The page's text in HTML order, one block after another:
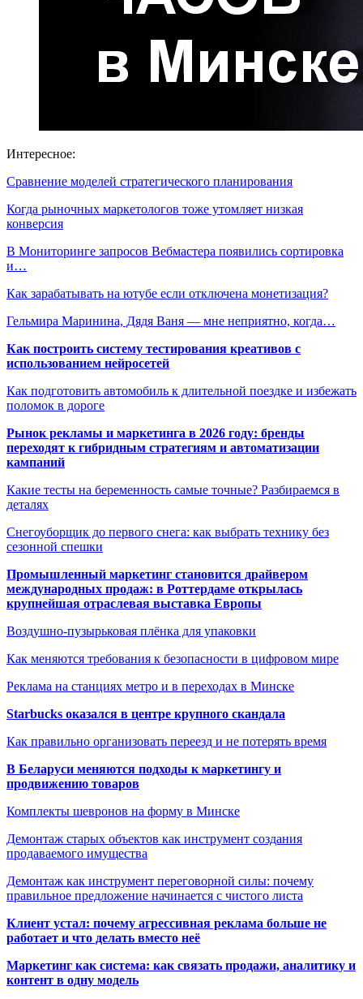
Интересное:
Сравнение моделей стратегического планирования
Когда рыночных маркетологов тоже утомляет низкая
конверсия
В Мониторинге запросов Вебмастера появились сортировка
и…
Как зарабатывать на ютубе если отключена монетизация?
Гельмира Маринина, Дядя Ваня — мне неприятно, когда…
Как построить систему тестирования креативов с
использованием нейросетей
Как подготовить автомобиль к длительной поездке и избежать
поломок в дороге
Рынок рекламы и маркетинга в 2026 году: бренды
переходят к гибридным стратегиям и автоматизации
кампаний
Какие тесты на беременность самые точные? Разбираемся в
деталях
Снегоуборщик до первого снега: как выбрать технику без
сезонной спешки
Промышленный маркетинг становится драйвером
международных продаж: в Роттердаме открылась
крупнейшая отраслевая выставка Европы
Воздушно-пузырьковая плёнка для упаковки
Как меняются требования к безопасности в цифровом мире
Реклама на станциях метро и в переходах в Минске
Starbucks оказался в центре крупного скандала
Как правильно организовать переезд и не потерять время
В Беларуси меняются подходы к маркетингу и
продвижению товаров
Комплекты шевронов на форму в Минске
Демонтаж старых объектов как инструмент создания
продаваемого имущества
Демонтаж как инструмент переговорной силы: почему
правильное предложение начинается с чистого листа
Клиент устал: почему агрессивная реклама больше не
работает и что делать вместо неё
Маркетинг как система: как связать продажи, аналитику и
контент в одну модель